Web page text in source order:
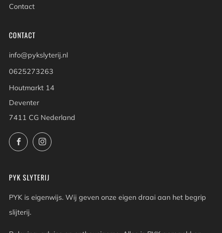
Contact
CONTACT
info@pykslyterij.nl
0625273263
Houtmarkt 14
Deventer
7411 CG Nederland
FacebookInstagram
PYK SLYTERIJ
PYK is eigenwijs. Wij geven onze eigen draai aan het begrip
slijterij.